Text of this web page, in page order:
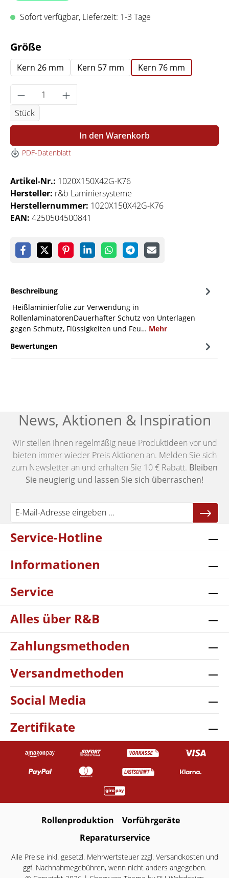
Sofort verfügbar, Lieferzeit: 1-3 Tage
Größe
Kern 26 mm Kern 57 mm Kern 76 mm
Produkt Anzahl: Gib den gewünschten
Stück
In den Warenkorb
PDF-Datenblatt
Artikel-Nr.: 1020X150X42G-K76
Hersteller: r&b Laminiersysteme
Herstellernummer: 1020X150X42G-K76
EAN: 4250504500841
Beschreibung
Heißlaminierfolie zur Verwendung in
RollenlaminatorenDauerhafter Schutz von Unterlagen
gegen Schmutz, Flüssigkeiten und Feu… Mehr
Bewertungen
News, Aktionen & Inspiration
Wir stellen Ihnen regelmäßig neue Produktideen vor und
bieten immer wieder Preis Aktionen an. Melden Sie sich
zum Newsletter an und erhalten Sie 10 € Rabatt. Bleiben
Sie neugierig und lassen Sie sich überraschen!
Service-Hotline
Informationen
Service
Alles über R&B
Zahlungsmethoden
Versandmethoden
Social Media
Zertifikate
Rollenproduktion
Vorführgeräte
Reparaturservice
Alle Preise inkl. gesetzl. Mehrwertsteuer zzgl. Versandkostenund
ggf. Nachnahmegebühren, wenn nicht anders angegeben.